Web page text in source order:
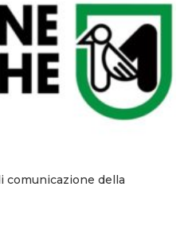
comunicazione della